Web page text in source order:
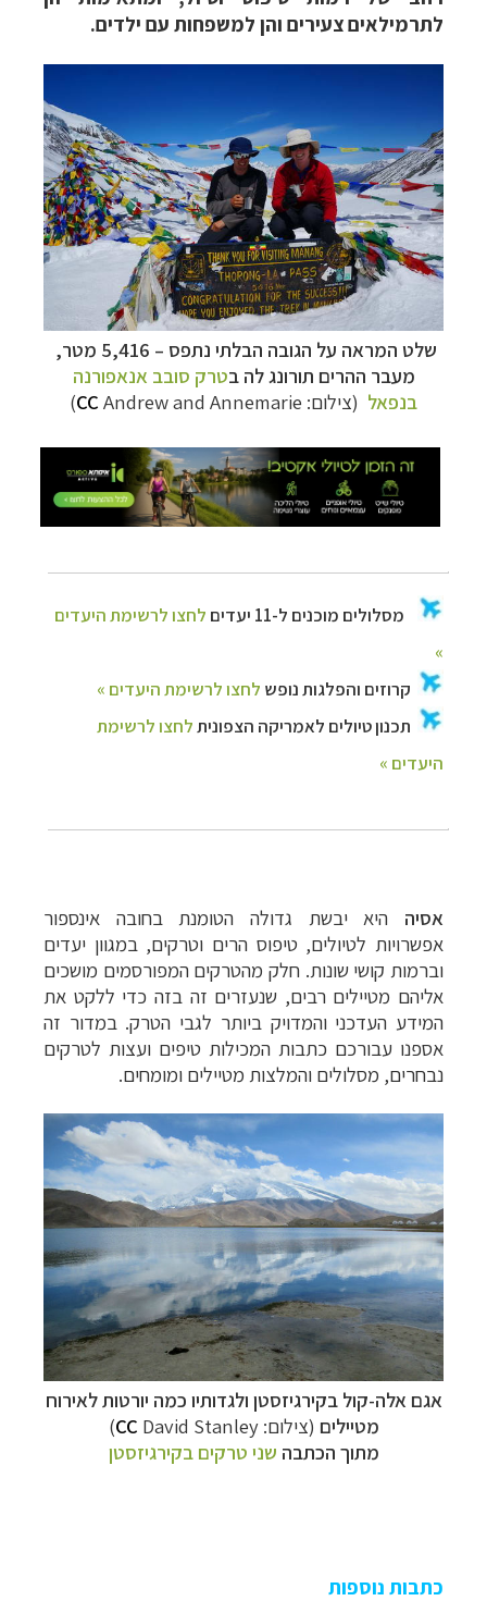
לתרמילאים צעירים והן למשפחות עם ילדים.
שלט המראה על הגובה הבלתי נתפס –
מעבר ההרים תורונג לה בטרק סובב אנאפורנה
בנפאל (צילום: CC Andrew and Annemarie
)
מסלולים מוכנים ל-11 יעדים לחצו לרשימת היעדים
טיולים לאמריקה הצפונית לחצו לרשימת
היעדים »
אסיה היא יבשת גדולה הטומנת בחובה אינספור
אפשרויות לטיולים, טיפוס הרים וטרקים, במגוון יעדים
וברמות קושי שונות. חלק מהטרקים המפורסמים מושכים
אליהם מטיילים רבים, שנעזרים זה בזה כדי ללקט את
המידע העדכני והמדויק ביותר לגבי הטרק. במדור זה
אספנו עבורכם כתבות המכילות טיפים ועצות לטרקים
נבחרים, מסלולים והמלצות מטיילים ומומחים.
אגם אלה-קול בקירגיזסטן ולגדותיו כמה יורטות לאירוח
מטיילים (צילום: CC David Stanley)
מתוך הכתבה שני טרקים בקירגיזסטן
כתבות נוספות